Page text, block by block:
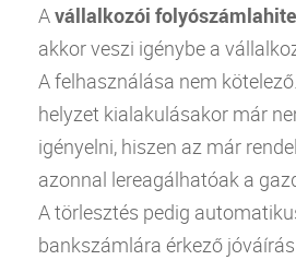
Avállalkozói
akkor veszi igénybe a
A felhasználása nem
helyzet kialakulásakor már
igényelni, hiszen az már
azonnal lereagálhatóak a
A törlesztés pedig
bankszámlára érkező